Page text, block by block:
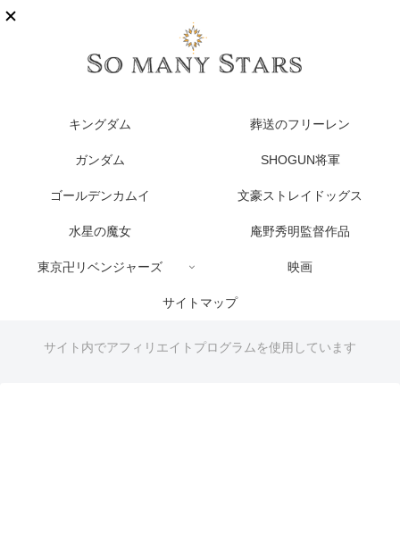
キングダム 葬送のフリーレン
ガンダム SHOGUN将軍
ゴールデンカムイ 文豪ストレイドッグス
水星の魔女 庵野秀明監督作品
東京卍リベンジャーズ 映画
サイトマップ
サイト内でアフィリエイトプログラムを使用しています